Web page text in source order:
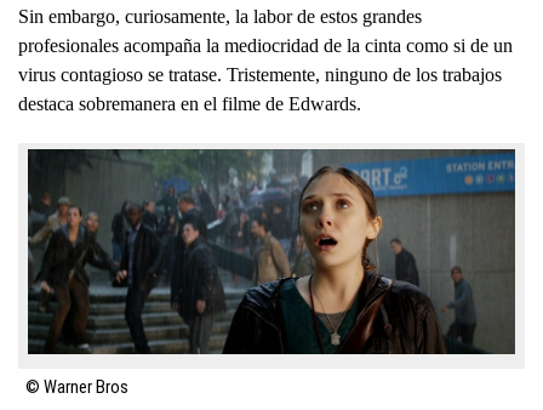
Sin embargo, curiosamente, la labor de estos grandes
profesionales acompaña la mediocridad de la cinta como si de un
virus contagioso se tratase. Tristemente, ninguno de los trabajos
destaca sobremanera en el filme de Edwards.
© Warner Bros